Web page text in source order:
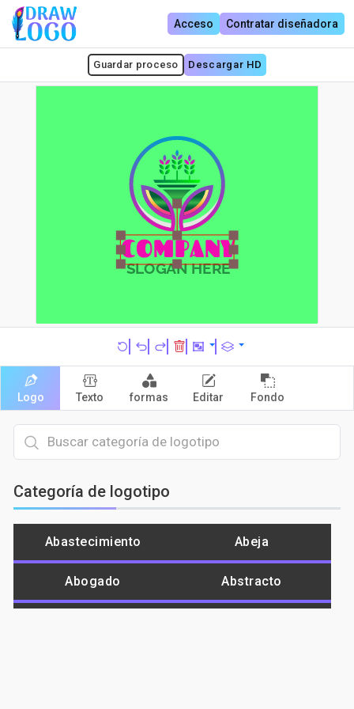
Acceso Contratar diseñadora
Guardar proceso Descargar HD
Logo Texto formas Editar Fondo
Categoría de logotipo
Abastecimiento Abeja
Abogado Abstracto